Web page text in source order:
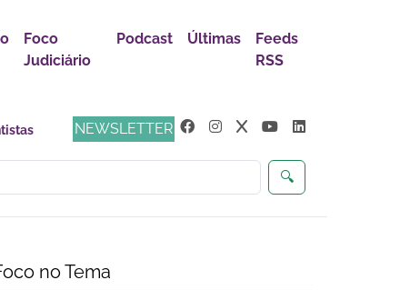
Foco
Judiciário
Podcast Últimas
Feeds
RSS
NEWSLETTER
🔍
no Tema